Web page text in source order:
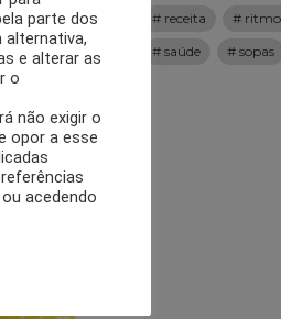
light,
receita
saúde
sopas
parte dos
e alterar as
o
não exigir o
opor a esse
acedendo